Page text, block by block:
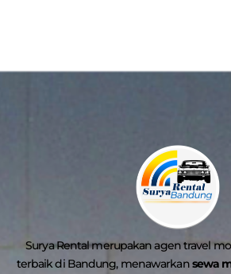
Surya Rental merupakan agen travel
terbaik di Bandung, menawarkansewa